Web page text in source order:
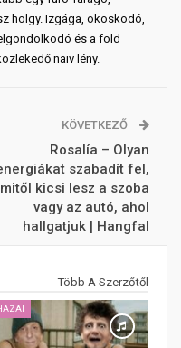
hölgy. Izgága, okoskodó,
és a föld
naiv lény.
KÖVETKEZŐ
Rosalía – Olyan
szabadít fel,
kicsi lesz a szoba
vagy az autó, ahol
hallgatjuk | Hangfal
Több A Szerzőtől